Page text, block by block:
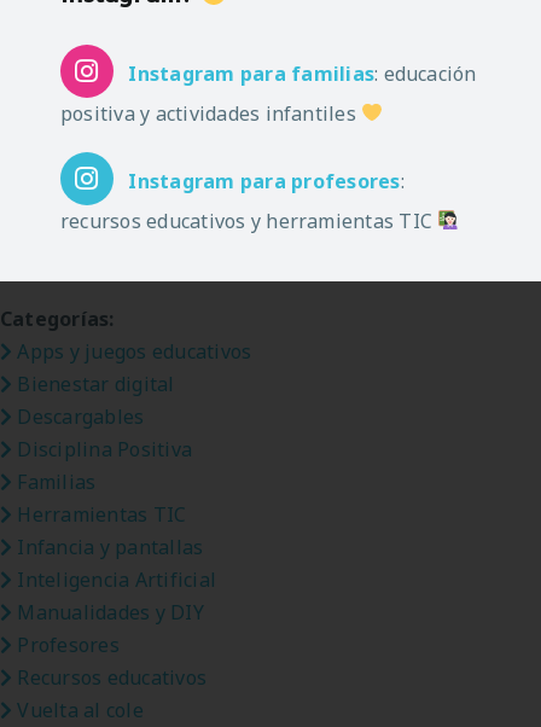
Categorías:
Apps y juegos educativos
Bienestar digital
Descargables
Disciplina Positiva
Familias
Herramientas TIC
Infancia y pantallas
Inteligencia Artificial
Manualidades y DIY
Profesores
Recursos educativos
Vuelta al cole
Instagram para familias: educación
positiva y actividades infantiles
Instagram para profesores:
recursos educativos y herramientas TIC